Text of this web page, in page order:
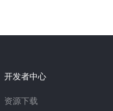
开发者中心
资源下载